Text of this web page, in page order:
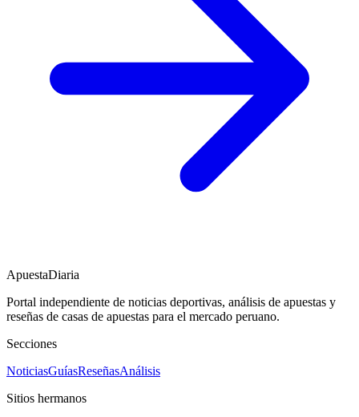
ApuestaDiaria
Portal independiente de noticias deportivas, análisis de apuestas y
reseñas de casas de apuestas para el mercado peruano.
Secciones
NoticiasGuíasReseñasAnálisis
Sitios hermanos